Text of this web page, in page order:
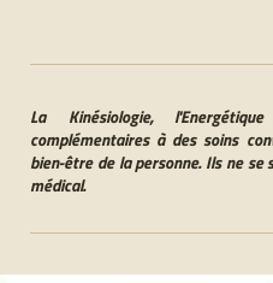
La Kinésiologie,
complémentaires à des soins
bien-être de la personne. Ils ne
médical.